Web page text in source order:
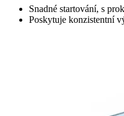
Snadné startování, s
Poskytuje konzistentní